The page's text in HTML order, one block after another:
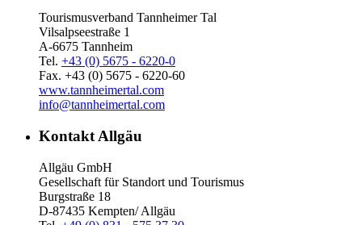
Tourismusverband Tannheimer Tal
Vilsalpseestraße 1
A-6675 Tannheim
Tel. +43 (0) 5675 - 6220-0
Fax. +43 (0) 5675 - 6220-60
www.tannheimertal.com
info@tannheimertal.com
Kontakt Allgäu
Allgäu GmbH
Gesellschaft für Standort und Tourismus
Burgstraße 18
D-87435 Kempten/ Allgäu